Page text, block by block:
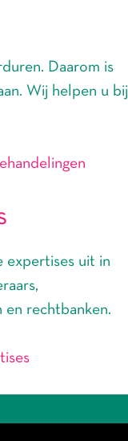
Daarom is
Wij helpen u bij
expertises uit in
en rechtbanken.